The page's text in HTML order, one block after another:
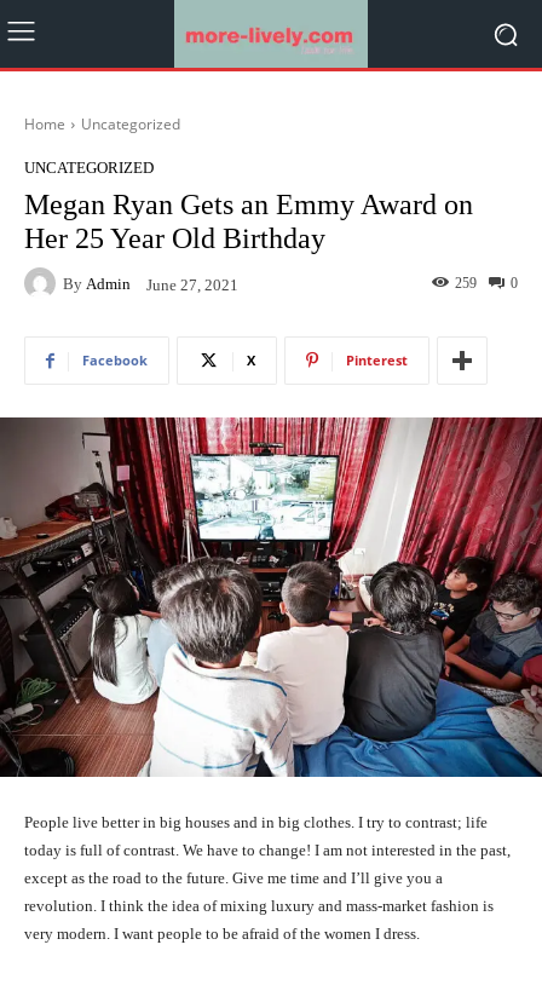
Home Uncategorized
UNCATEGORIZED
Megan Ryan Gets an Emmy Award on
Her 25 Year Old Birthday
By Admin June 27, 2021 0
259
Facebook X Pinterest
People live better in big houses and in big clothes. I try to contrast; life
today is full of contrast. We have to change! I am not interested in the past,
except as the road to the future. Give me time and I’ll give you a
revolution. I think the idea of mixing luxury and mass-market fashion is
very modern. I want people to be afraid of the women I dress.